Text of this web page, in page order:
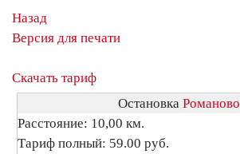
Назад
Версия для печати
Скачать тариф
Остановка Романово
Расстояние: 10,00 км.
Тариф полный: 59.00 руб.